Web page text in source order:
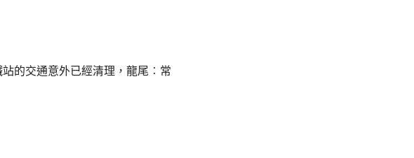
的交通意外已經清理，龍尾︰常